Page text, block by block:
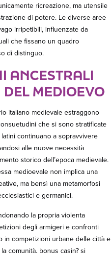
ricreazione, ma utensile
di potere. Le diverse aree
irripetibili, influenzate da
che fissano un quadro
di distinguo.
ANCESTRALI
MEDIOEVO
italiano medievale estraggono
che si sono stratificate
continuano a sopravvivere
alle nuove necessità
storico dell’epoca medievale.
medioevale non implica una
ma bensì una metamorfosi
e germanici.
la propria violenta
degli armigeri e confronti
in competizioni urbane delle città e
comunità. bonus casin? si